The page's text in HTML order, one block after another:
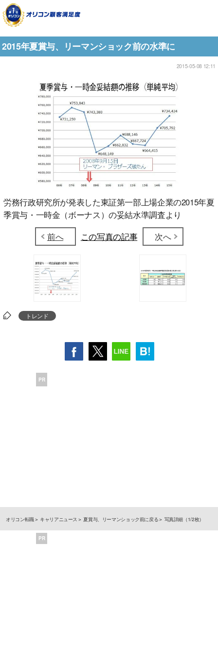
2015年夏賞与、リーマンショック前の水準に
2015-05-08 12:11
労務行政研究所が発表した東証第一部上場企業の2015年夏
季賞与・一時金（ボーナス）の妥結水準調査より
前へ
この写真の記事 次へ
トレンド
PR
オリコン転職 キャリアニュース 夏賞与、リーマンショック前に戻る 写真詳細（1/2枚）
PR